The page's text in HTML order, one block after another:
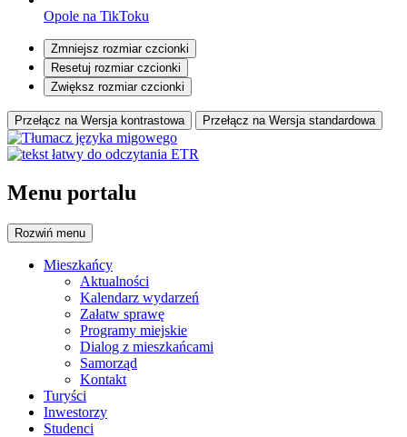
Opole na TikToku
Zmniejsz rozmiar czcionki
Resetuj rozmiar czcionki
Zwiększ rozmiar czcionki
Przełącz na Wersja kontrastowa Przełącz na Wersja standardowa
Menu portalu
Rozwiń menu
Mieszkańcy
Aktualności
Kalendarz wydarzeń
Załatw sprawę
Programy miejskie
Dialog z mieszkańcami
Samorząd
Kontakt
Turyści
Inwestorzy
Studenci